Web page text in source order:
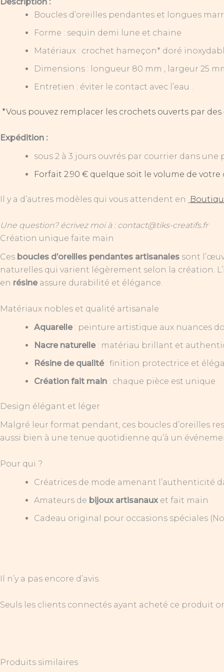
Boucles d’oreilles pendantes et longues
Forme : sequin demi lune et chaine
Matériaux : crochet hameçon* doré
Dimensions : longueur 80 mm , largeur 25
Entretien : éviter le contact avec l’eau .
*Vous pouvez remplacer les crochets ouverts par
Expédition :
sous 2 à 3 jours ouvrés par courrier dans
Forfait 2.90 € quelque soit le volume de votre
Il y a d’autres modèles qui vous attendent en
Une question? écrivez moi à : contact@tiks-creatifs.fr
Création unique faite main
Ces boucles d’oreilles pendantes artisanales sont
naturelles qui varient légèrement selon la création.
en résine assure durabilité et élégance.
Matériaux nobles et qualité artisanale
Aquarelle : peinture artistique aux nuances
Nacre naturelle : matériau brillant et
Résine de qualité: finition protectrice et
Création fait main : chaque pièce est unique
Design élégant et léger
Malgré leur format pendant, ces boucles d’oreilles
aussi bien à une tenue quotidienne qu’à un
Pour qui ?
Créatrices de mode amenant l’authenticité
Amateurs de bijoux artisanauxet fait main
Cadeau original pour occasions spéciales
Il n’y a pas encore d’avis.
Seuls les clients connectés ayant acheté ce produit
Produits similaires